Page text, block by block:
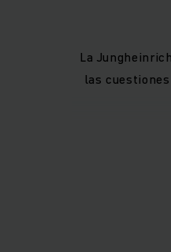
La
las
El 7 de